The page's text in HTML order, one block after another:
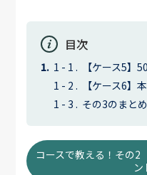
目次
【ケース5】
【ケース6】
その3のまとめ
コースで教える！その
ン